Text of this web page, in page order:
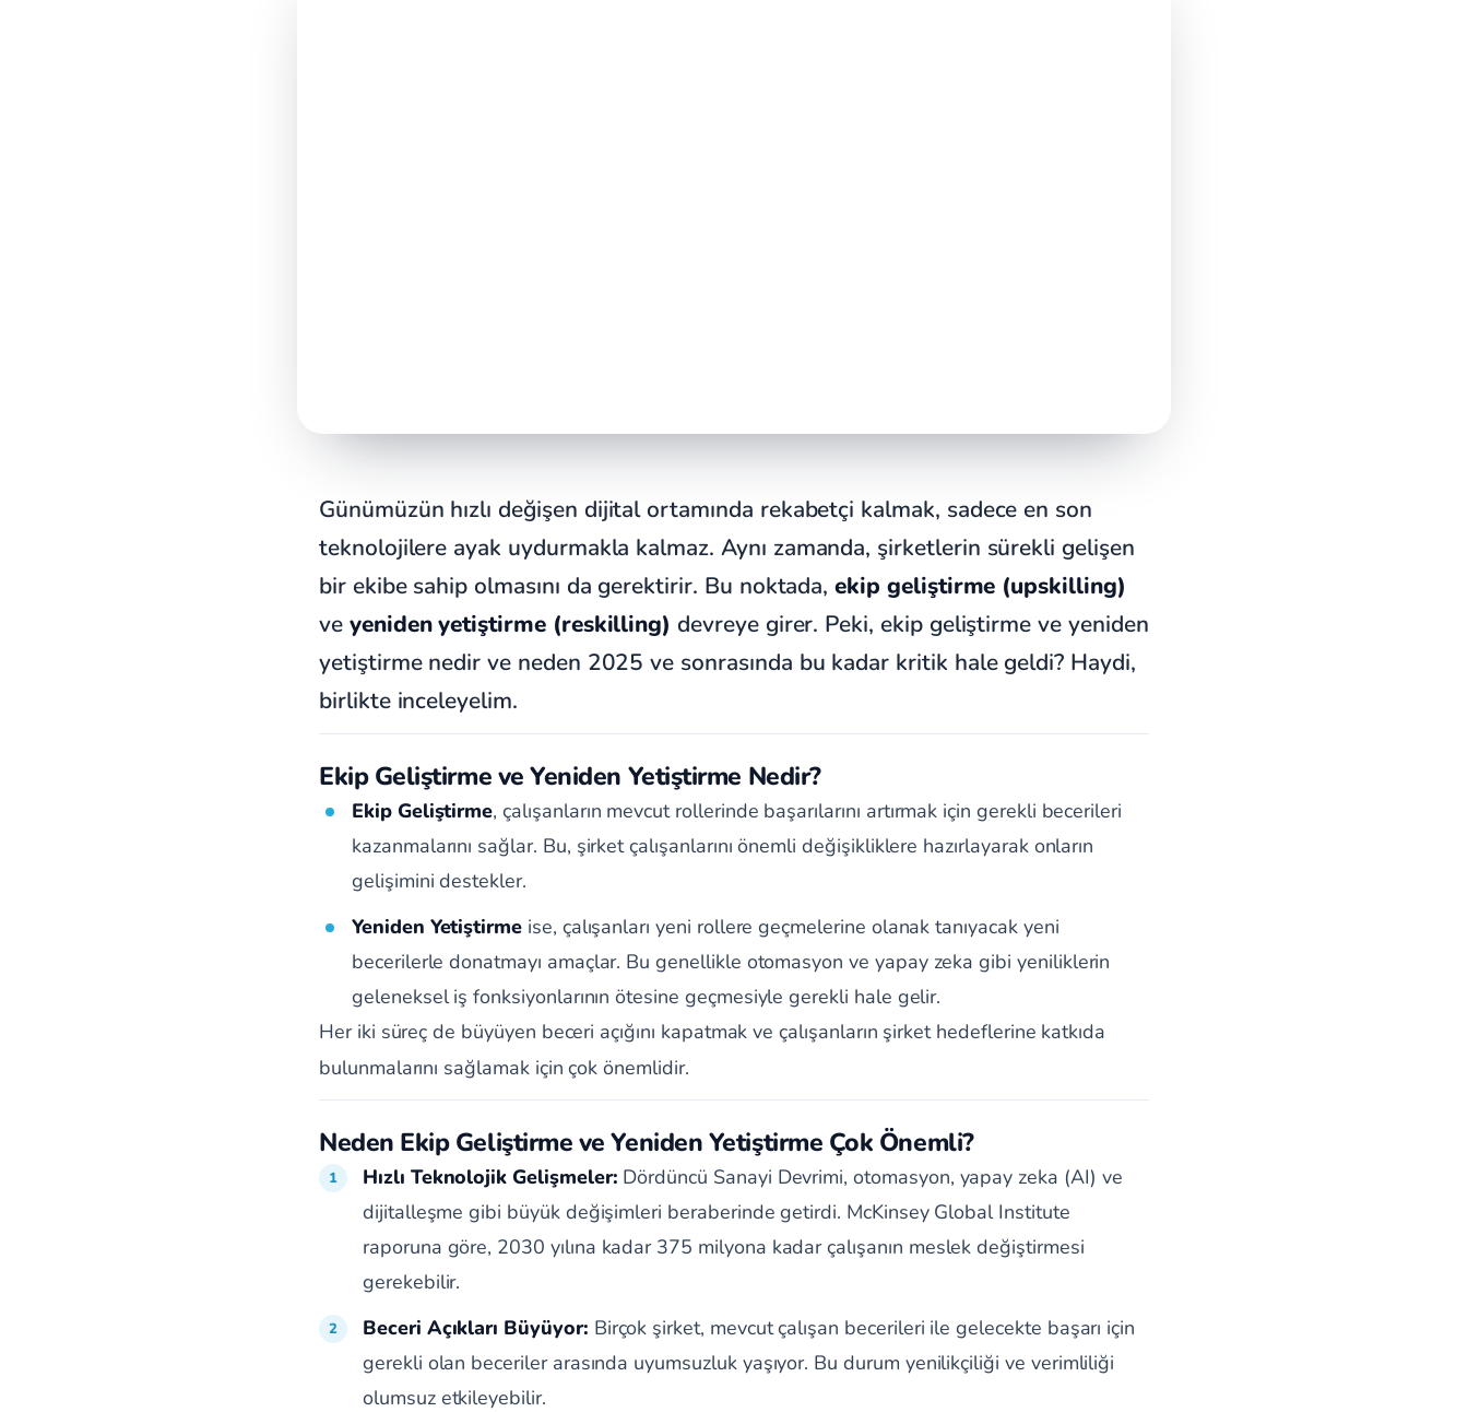
Günümüzün hızlı değişen dijital ortamında rekabetçi kalmak, sadece en son
teknolojilere ayak uydurmakla kalmaz. Aynı zamanda, şirketlerin sürekli gelişen
bir ekibe sahip olmasını da gerektirir. Bu noktada,ekip geliştirme (upskilling)
ve yeniden yetiştirme (reskilling) devreye girer. Peki, ekip geliştirme ve yeniden
yetiştirme nedir ve neden 2025 ve sonrasında bu kadar kritik hale geldi? Haydi,
birlikte inceleyelim.
Ekip Geliştirme ve Yeniden Yetiştirme Nedir?
Ekip Geliştirme, çalışanların mevcut rollerinde başarılarını artırmak için gerekli becerileri
kazanmalarını sağlar. Bu, şirket çalışanlarını önemli değişikliklere hazırlayarak onların
gelişimini destekler.
Yeniden Yetiştirme ise, çalışanları yeni rollere geçmelerine olanak tanıyacak yeni
becerilerle donatmayı amaçlar. Bu genellikle otomasyon ve yapay zeka gibi yeniliklerin
geleneksel iş fonksiyonlarının ötesine geçmesiyle gerekli hale gelir.
Her iki süreç de büyüyen beceri açığını kapatmak ve çalışanların şirket hedeflerine katkıda
bulunmalarını sağlamak için çok önemlidir.
Neden Ekip Geliştirme ve Yeniden Yetiştirme Çok Önemli?
Hızlı Teknolojik Gelişmeler: Dördüncü Sanayi Devrimi, otomasyon, yapay zeka (AI) ve
dijitalleşme gibi büyük değişimleri beraberinde getirdi. McKinsey Global Institute
raporuna göre, 2030 yılına kadar 375 milyona kadar çalışanın meslek değiştirmesi
gerekebilir.
Beceri Açıkları Büyüyor: Birçok şirket, mevcut çalışan becerileri ile gelecekte başarı için
gerekli olan beceriler arasında uyumsuzluk yaşıyor. Bu durum yenilikçiliği ve verimliliği
olumsuz etkileyebilir.